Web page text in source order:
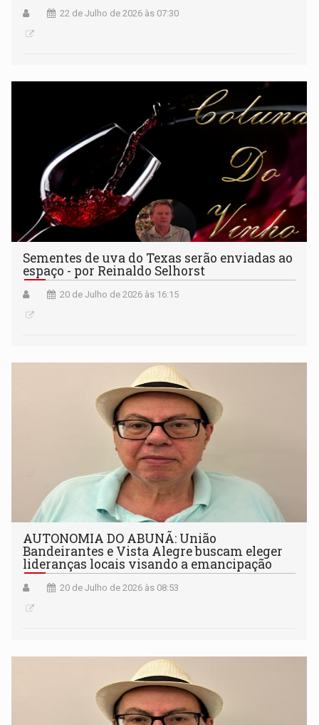
22 de Julho de 2026 às 07:30
Sementes de uva do Texas serão enviadas ao
espaço - por Reinaldo Selhorst
20 de Julho de 2026 às 16:15
AUTONOMIA DO ABUNÃ: União
Bandeirantes e Vista Alegre buscam eleger
lideranças locais visando a emancipação
20 de Julho de 2026 às 08:53